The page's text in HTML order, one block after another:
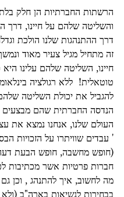
הרשתות החברתיות הן חלק
והשליטה שלהם על חיינו, דרך
דרך ההתנהגות שלנו הולכת
זה מתחיל מגיל צעיר מאוד
חיינו, השליטה שלהם עלינו
טוטאלית!  ללא רגולציה
להגביל את יכולת השליטה
הנדסה החברתית שהם מבצעים
העולם שלנו, אנחנו נמצא את
' עבדים שוויתרו על הזכויות
(חופש מחשבה, חופש הבעת
חברות פרטיות אשר מכתיבות
מה לחשוב, איך להתנהג , וכן
בבחירות לנשיאות בארה"ב